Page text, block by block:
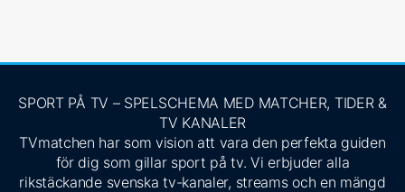
SPORT PÅ TV – SPELSCHEMA MED MATCHER, TIDER &
TV KANALER
TVmatchen har som vision att vara den perfekta guiden
för dig som gillar sport på tv. Vi erbjuder alla
rikstäckande svenska tv-kanaler, streams och en mängd